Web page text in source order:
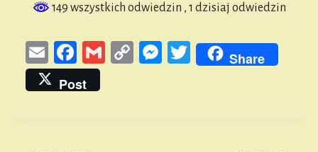
149 wszystkich odwiedzin , 1 dzisiaj odwiedzin
E
m
ail
Fa
ce
bo
G
Co
M
T
Share
Post